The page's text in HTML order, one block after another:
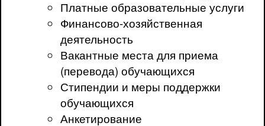
Платные образовательные услуги
Финансово-хозяйственная
деятельность
Вакантные места для приема
(перевода) обучающихся
Стипендии и меры поддержки
обучающихся
Анкетирование